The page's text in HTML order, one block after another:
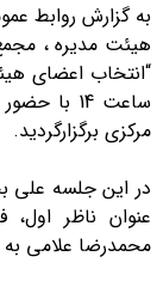
به گزارش روابط
هیئت مدیره ،
مرکزی برگزارگردید.
در این جلسه علی
عنوان ناظر اول،
محمدرضا علامی